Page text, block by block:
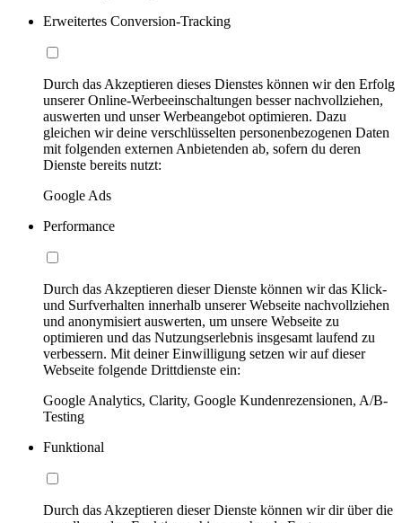
Erweitertes Conversion-Tracking
Durch das Akzeptieren dieses Dienstes können wir den Erfolg
unserer Online-Werbeeinschaltungen besser nachvollziehen,
auswerten und unser Werbeangebot optimieren. Dazu
gleichen wir deine verschlüsselten personenbezogenen Daten
mit folgenden externen Anbietenden ab, sofern du deren
Dienste bereits nutzt:
Google Ads
Performance
Durch das Akzeptieren dieser Dienste können wir das Klick-
und Surfverhalten innerhalb unserer Webseite nachvollziehen
und anonymisiert auswerten, um unsere Webseite zu
optimieren und das Nutzungserlebnis insgesamt laufend zu
verbessern. Mit deiner Einwilligung setzen wir auf dieser
Webseite folgende Drittdienste ein:
Google Analytics, Clarity, Google Kundenrezensionen, A/B-
Testing
Funktional
Durch das Akzeptieren dieser Dienste können wir dir über die